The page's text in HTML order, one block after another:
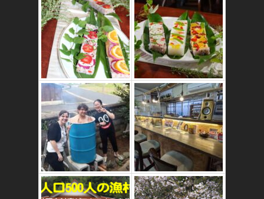
かたゑ庵ワークシ
ョップ、ベジスシ